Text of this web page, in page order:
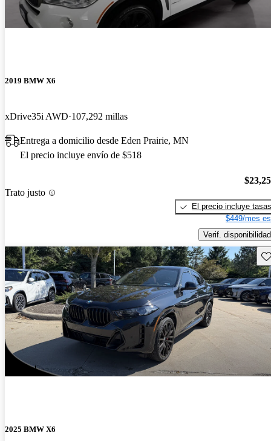
2019 BMW X6
xDrive35i AWD 107,292 millas
Entrega a domicilio desde Eden Prairie, MN
El precio incluye envío de $518
Trato justo
El precio incluye tasas
$449/mes
Verif. disponibilidad
¡Nuevo!
2025 BMW X6